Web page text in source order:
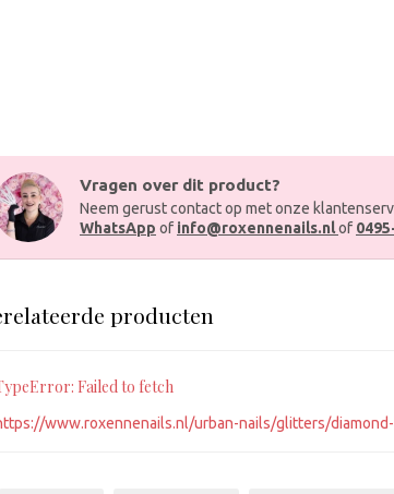
Vragen over dit product?
Neem gerust contact op met onze
WhatsApp of info@roxennenails.nlof
producten
Failed to fetch
www.roxennenails.nl/urban-nails/glitters/